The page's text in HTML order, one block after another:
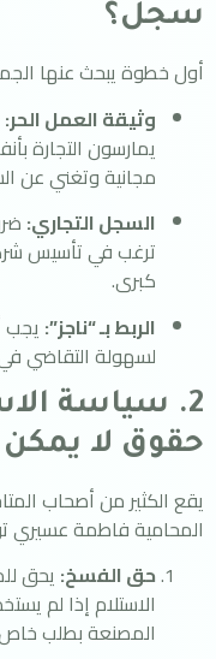
سجل؟
أول خطوة يبحث عنها
وثيقة العمل الحر:
يمارسون
مجانية وتغني عن
السجل التجاري:
ترغب في تأسيس
كبرى.
الربط بـ “ناجز”: يجب
لسهولة التقاضي
2. سياسة
حقوق لا يمكن
يقع الكثير من أصحاب
المحامية فاطمة عسيري
حق الفسخ: يحق
الاستلام إذا لم
المصنعة بطلب